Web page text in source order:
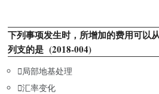
下列事项发生时，所增加的费用可以
列支的是 (2018-004)
局部地基处理
汇率变化